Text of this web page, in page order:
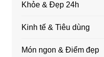
Khỏe & Đẹp 24h
Kinh tế & Tiêu dùng
Món ngon & Điểm đẹp